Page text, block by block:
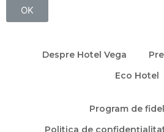
OK
Despre Hotel Vega
Eco Hotel
Program de
Politica de